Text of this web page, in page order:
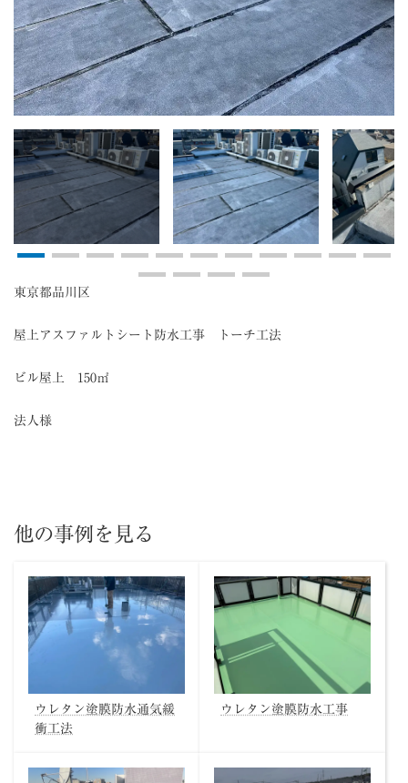
東京都品川区
屋上アスファルトシート防水工事 トーチ工法
ビル屋上 150㎡
法人様
他の事例を見る
ウレタン塗膜防水通気緩
衝工法
ウレタン塗膜防水工事